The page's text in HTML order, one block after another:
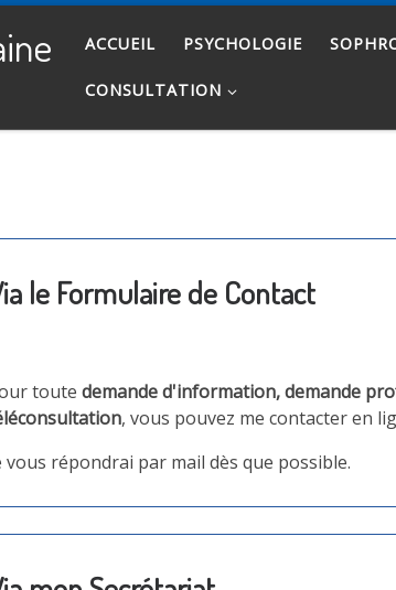
ACCUEIL PSYCHOLOGIE
CONSULTATION
le Formulaire de Contact
toute demande d'information, demande
, vous pouvez me contacter en
vous répondrai par mail dès que possible.